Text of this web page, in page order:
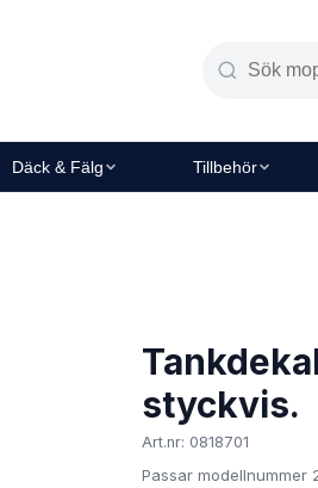
Däck & Fälg Tillbehör
styckvis.
Art.nr: 0818701
Passar modellnummer